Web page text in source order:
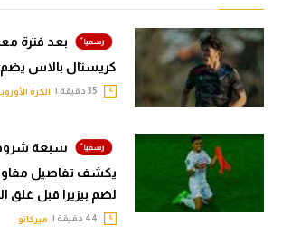
بعد فترة
كريستال بالاس
الكرة
سبعة
يكشف تفاصيل
لضم بيزيرا قبل غلق
ميركاتو